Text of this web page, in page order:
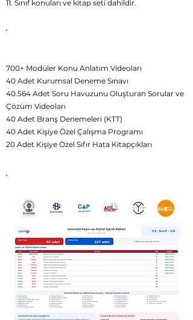
11. Sınıf konuları ve kitap seti dahildir.
700+ Modüler Konu Anlatım Videoları
40 Adet Kurumsal Deneme Sınavı
40.564 Adet Soru Havuzunu Oluşturan Sorular ve
Çözüm Videoları
40 Adet Branş Denemeleri (KTT)
40 Adet Kişiye Özel Çalışma Programı
20 Adet Kişiye Özel Sıfır Hata Kitapçıkları